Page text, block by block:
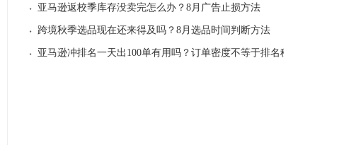
· 亚马逊返校季库存没卖完怎么办？8月广告止损方法
· 跨境秋季选品现在还来得及吗？8月选品时间判断方法
· 亚马逊冲排名一天出100单有用吗？订单密度不等于排名稳定